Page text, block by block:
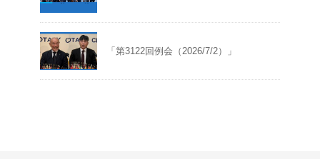
「第3122回例会（2026/7/2）」